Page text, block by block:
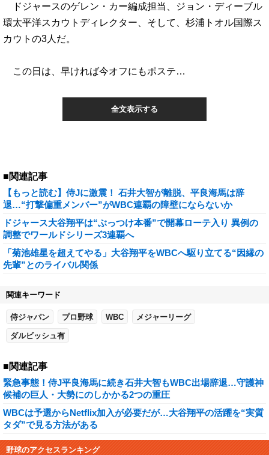
ドジャースのゲレン・カー編成担当、ジョン・ディーブル
環太平洋スカウトディレクター、そして、杉浦トオル国際ス
カウトの3人だ。
この日は、早ければ今オフにもポステ…
全文表示する
■関連記事
【もっと読む】侍Jに激震！ 石井大智が離脱、平良海馬は辞
退…“打撃偏重メンバー”がWBC連覇の障壁にならないか
ドジャース大谷翔平は“ぶっつけ本番”で開幕ローテ入り 異例の
調整でワールドシリーズ3連覇へ
「菊池雄星を超えてやる」大谷翔平をWBCへ駆り立てる“因縁の
先輩”とのライバル関係
関連キーワード
侍ジャパン プロ野球 WBC メジャーリーグ
ダルビッシュ有
■関連記事
緊急事態！侍J平良海馬に続き石井大智もWBC出場辞退…守護神
候補の巨人・大勢にのしかかる2つの重圧
WBCは予選からNetflix加入が必要だが…大谷翔平の活躍を“実質
タダ”で見る方法がある
野球のアクセスランキング